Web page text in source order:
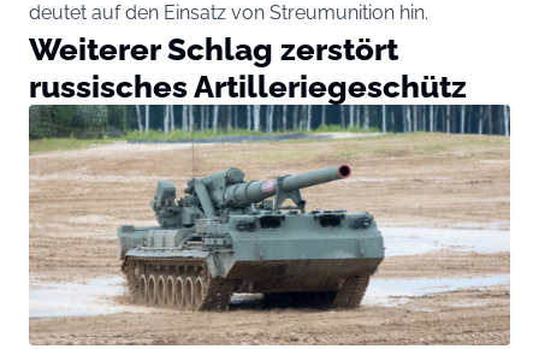
deutet auf den Einsatz von Streumunition hin.
Weiterer Schlag zerstört
russisches Artilleriegeschütz